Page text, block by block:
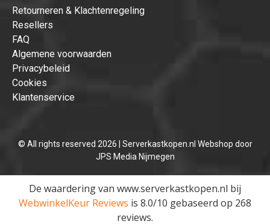
Retourneren & Klachtenregeling
Resellers
FAQ
Algemene voorwaarden
Privacybeleid
Cookies
Klantenservice
© All rights reserved 2026 | Serverkastkopen.nl Webshop door
JPS Media Nijmegen
De waardering van www.serverkastkopen.nl bij
WebwinkelKeur Reviews is 8.0/10 gebaseerd op 268
reviews.